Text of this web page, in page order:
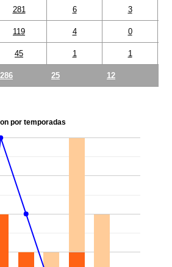
281 6 3
119 4 0
45 1 1
25 12
por temporadas